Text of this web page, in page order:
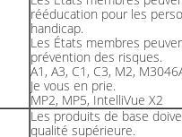
rééducation pour les
handicap.
Les États membres
prévention des risques.
A1, A3, C1, C3, M2,
Je vous en prie.
MP2, MP5, IntelliVue X2
Les produits de base
qualité supérieure.